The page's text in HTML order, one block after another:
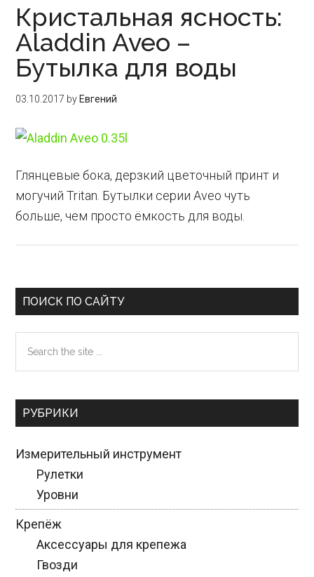
Кристальная ясность:
Aladdin Aveo –
Бутылка для воды
03.10.2017 by Евгений
Глянцевые бока, дерзкий цветочный принт и
могучий Tritan. Бутылки серии Aveo чуть
больше, чем просто ёмкость для воды.
Primary
Sidebar
ПОИСК ПО САЙТУ
...
РУБРИКИ
Измерительный инструмент
Рулетки
Уровни
Крепёж
Аксессуары для крепежа
Гвозди